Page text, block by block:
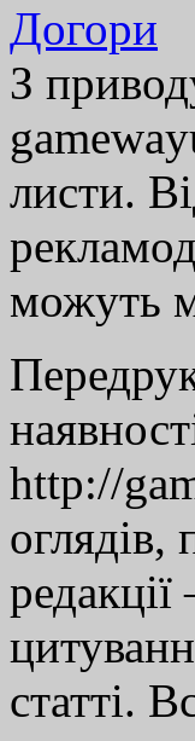
Догори
З
листи.
можуть
http://
оглядів,
статті.